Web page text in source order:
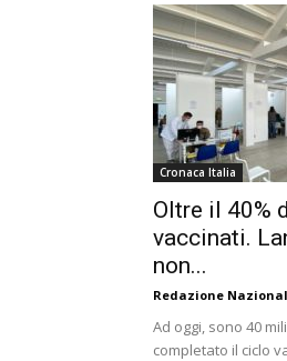
Cronaca Italia
Oltre il 40%
vaccinati.
non...
Redazione
Ad oggi, sono 40
completato il ciclo